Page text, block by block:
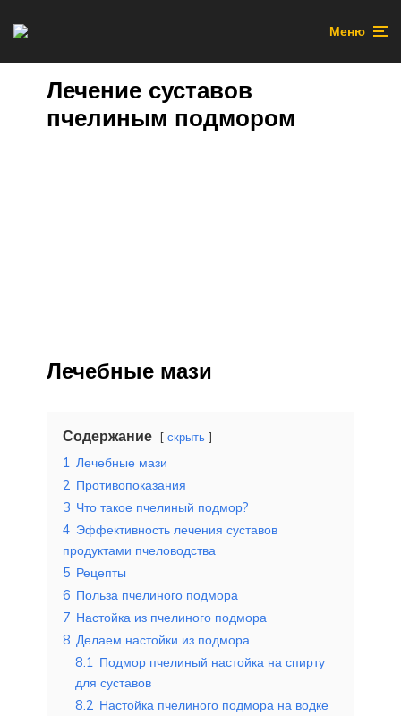
Меню
Лечение суставов
пчелиным подмором
Лечебные мази
Содержание скрыть
1 Лечебные мази
2 Противопоказания
3 Что такое пчелиный подмор?
4 Эффективность лечения суставов
продуктами пчеловодства
5 Рецепты
6 Польза пчелиного подмора
7 Настойка из пчелиного подмора
8 Делаем настойки из подмора
8.1 Подмор пчелиный настойка на спирту
для суставов
8.2 Настойка пчелиного подмора на водке